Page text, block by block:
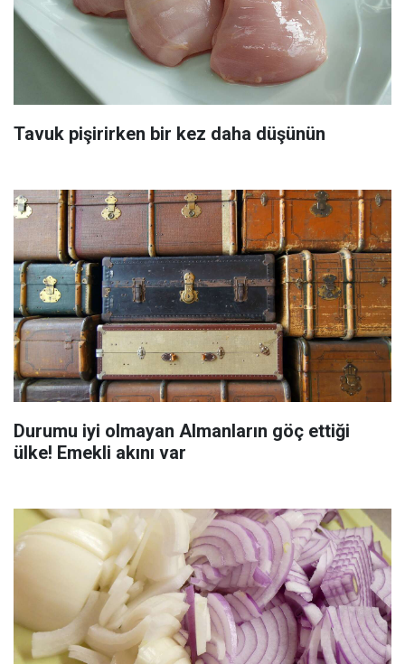
Tavuk pişirirken bir kez daha düşünün
Durumu iyi olmayan Almanların göç ettiği
ülke! Emekli akını var